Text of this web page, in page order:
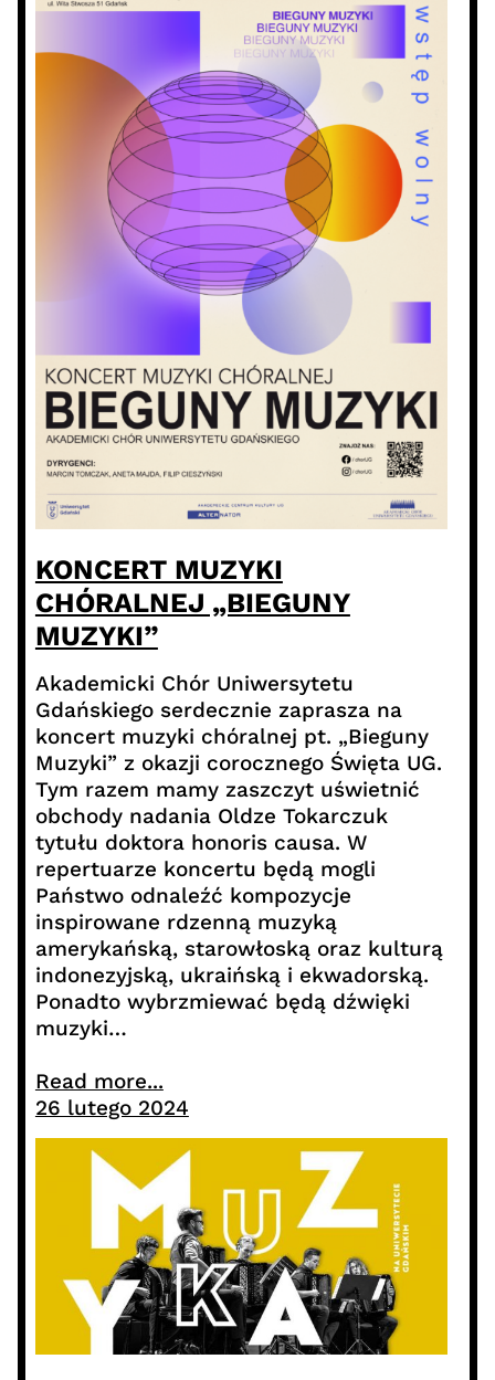
KONCERT MUZYKI
CHÓRALNEJ „BIEGUNY
MUZYKI”
Akademicki Chór Uniwersytetu
Gdańskiego serdecznie zaprasza na
koncert muzyki chóralnej pt. „Bieguny
Muzyki” z okazji corocznego Święta UG.
Tym razem mamy zaszczyt uświetnić
obchody nadania Oldze Tokarczuk
tytułu doktora honoris causa. W
repertuarze koncertu będą mogli
Państwo odnaleźć kompozycje
inspirowane rdzenną muzyką
amerykańską, starowłoską oraz kulturą
indonezyjską, ukraińską i ekwadorską.
Ponadto wybrzmiewać będą dźwięki
muzyki…
Read more...
26 lutego 2024